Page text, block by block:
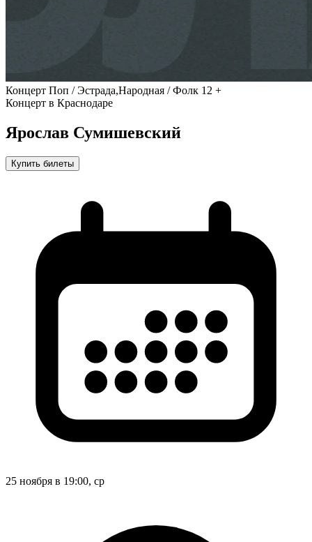
Концерт Поп / Эстрада,Народная / Фолк 12 +
Концерт в Краснодаре
Ярослав Сумишевский
Купить билеты
25 ноября в 19:00, ср